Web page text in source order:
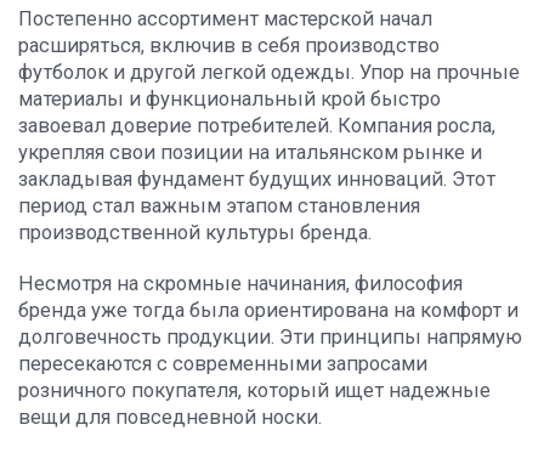
Постепенно ассортимент мастерской начал
расширяться, включив в себя производство
футболок и другой легкой одежды. Упор на прочные
материалы и функциональный крой быстро
завоевал доверие потребителей. Компания росла,
укрепляя свои позиции на итальянском рынке и
закладывая фундамент будущих инноваций. Этот
период стал важным этапом становления
производственной культуры бренда.
Несмотря на скромные начинания, философия
бренда уже тогда была ориентирована на комфорт и
долговечность продукции. Эти принципы напрямую
пересекаются с современными запросами
розничного покупателя, который ищет надежные
вещи для повседневной носки.